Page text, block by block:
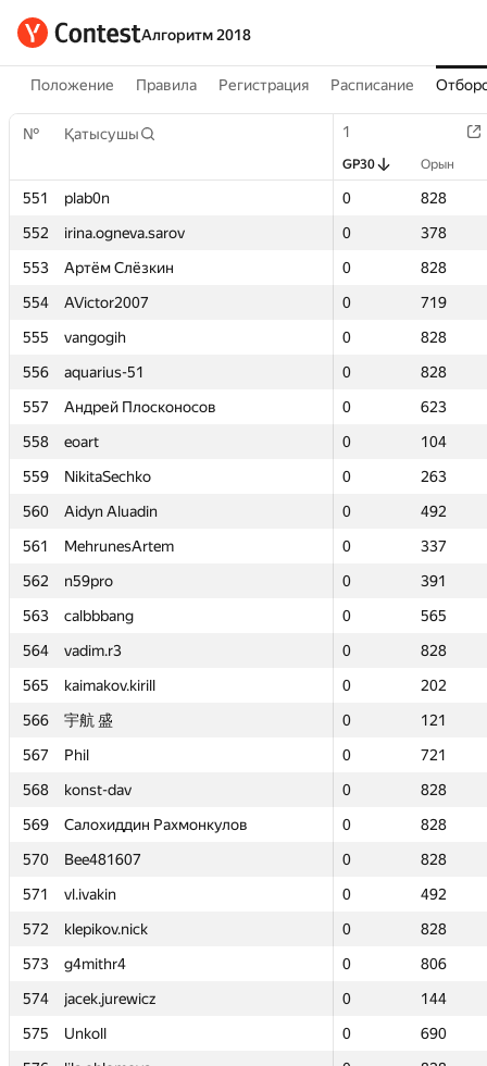
Алгоритм 2018
Положение Правила Регистрация Расписание
№ Қатысушы 1
GP30 Орын
551 plab0n 0
828
552
irina.ogneva.sarov 0
378
553
Артём Слёзкин 0
828
554
AVictor2007 0
719
555
vangogih 0
828
556
aquarius-51 0
828
557
Андрей Плосконосов 0
623
558
eoart 0
104
559
NikitaSechko 0
263
560
Aidyn Aluadin 0
492
561
MehrunesArtem 0
337
562
n59pro 0
391
563
calbbbang 0
565
564
vadim.r3 0
828
565
kaimakov.kirill 0
202
566
宇航 盛 0
121
567
Phil 0
721
568
konst-dav 0
828
569
Салохиддин Рахмонкулов 0
828
570
Bee481607 0
828
571
vl.ivakin 0
492
572
klepikov.nick 0
828
573
g4mithr4 0
806
574
jacek.jurewicz 0
144
575
Unkoll 0
690
№ Қатысушы 1
GP30 Орын
551 plab0n 0
828
552
irina.ogneva.sarov 0
378
553
Артём Слёзкин 0
828
554
AVictor2007 0
719
555
vangogih 0
828
556
aquarius-51 0
828
557
Андрей Плосконосов 0
623
558
eoart 0
104
559
NikitaSechko 0
263
560
Aidyn Aluadin 0
492
561
MehrunesArtem 0
337
562
n59pro 0
391
563
calbbbang 0
565
564
vadim.r3 0
828
565
kaimakov.kirill 0
202
566
宇航 盛 0
121
567
Phil 0
721
568
konst-dav 0
828
569
Салохиддин Рахмонкулов 0
828
570
Bee481607 0
828
571
vl.ivakin 0
492
572
klepikov.nick 0
828
573
g4mithr4 0
806
574
jacek.jurewicz 0
144
575
Unkoll 0
690